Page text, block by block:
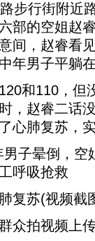
行街附近
部的空姐赵
间，赵睿看
年男子平躺
和110，但
，赵睿二话
心肺复苏，
复苏(视频截
拍视频上